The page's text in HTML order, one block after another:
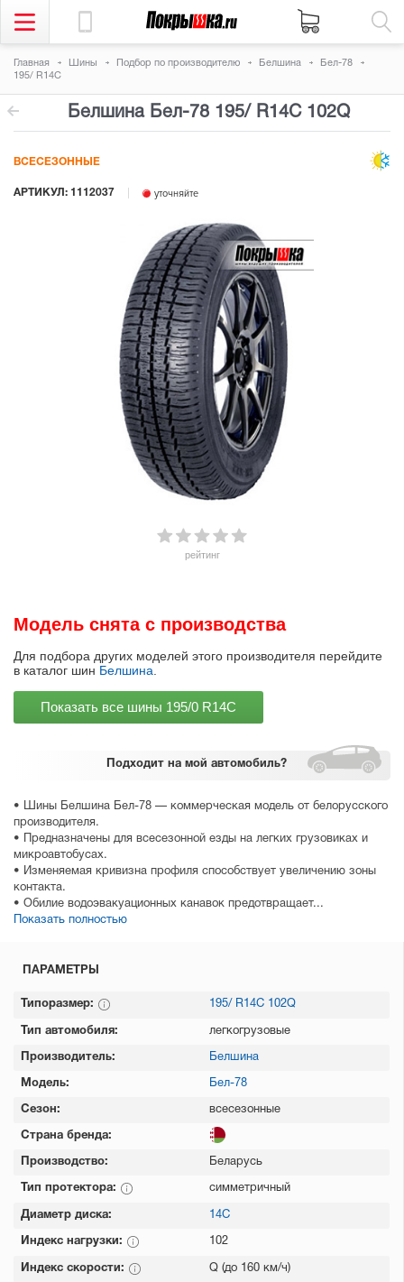
Главная Шины Подбор по производителю Белшина
Бел-78
195/ R14C
Белшина Бел-78 195/ R14C 102Q
рейтинг
АРТИКУЛ: 1112037 уточняйте
ВСЕСЕЗОННЫЕ
Подходит на мой автомобиль?
• Шины Белшина Бел-78 — коммерческая модель от белорусского
производителя.
• Предназначены для всесезонной езды на легких грузовиках и
микроавтобусах.
• Изменяемая кривизна профиля способствует увеличению зоны
контакта.
• Обилие водоэвакуационных канавок предотвращает...
Показать полностью
Модель снята с производства
Для подбора других моделей этого производителя перейдите
в каталог шин Белшина
Показать все шины 195/0 R14C
ПАРАМЕТРЫ
Типоразмер: 195/ R14C 102Q
Тип автомобиля: легкогрузовые
Производитель: Белшина
Модель: Бел-78
Сезон: всесезонные
Страна бренда:
Производство: Беларусь
Тип протектора: симметричный
Диаметр диска: 14C
Индекс нагрузки: 102
Индекс скорости: Q (до 160 км/ч)